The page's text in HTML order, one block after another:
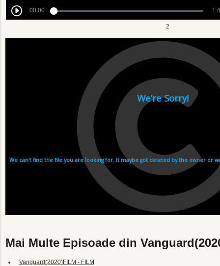
2
Mai Multe Episoade din
Vanguard(2020)FILM - FILM